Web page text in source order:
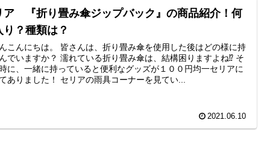
ア 『折り畳み傘ジップバック』の商品紹介！何
り？種類は？
こんにちは。 皆さんは、折り畳み傘を使用した後はどの様に持
でいますか？ 濡れている折り畳み傘は、結構困りますよね⁉ そ
に、一緒に持っていると便利なグッズが１００円均一セリアに
ありました！ セリアの雨具コーナーを見てい...
2021.06.10